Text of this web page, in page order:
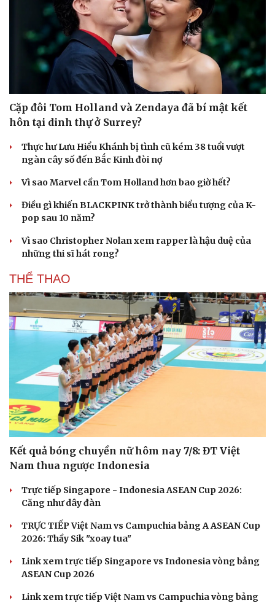
Cải chính
Cặp đôi Tom Holland và Zendaya đã bí mật kết
hôn tại dinh thự ở Surrey?
Thực hư Lưu Hiểu Khánh bị tình cũ kém 38 tuổi vượt
ngàn cây số đến Bắc Kinh đòi nợ
Vì sao Marvel cần Tom Holland hơn bao giờ hết?
Điều gì khiến BLACKPINK trở thành biểu tượng của K-
pop sau 10 năm?
Vì sao Christopher Nolan xem rapper là hậu duệ của
những thi sĩ hát rong?
THỂ THAO
Kết quả bóng chuyền nữ hôm nay 7/8: ĐT Việt
Nam thua ngược Indonesia
Trực tiếp Singapore - Indonesia ASEAN Cup 2026:
Căng như dây đàn
TRỰC TIẾP Việt Nam vs Campuchia bảng A ASEAN Cup
2026: Thầy Sik "xoay tua"
Link xem trực tiếp Singapore vs Indonesia vòng bảng
ASEAN Cup 2026
Link xem trực tiếp Việt Nam vs Campuchia vòng bảng